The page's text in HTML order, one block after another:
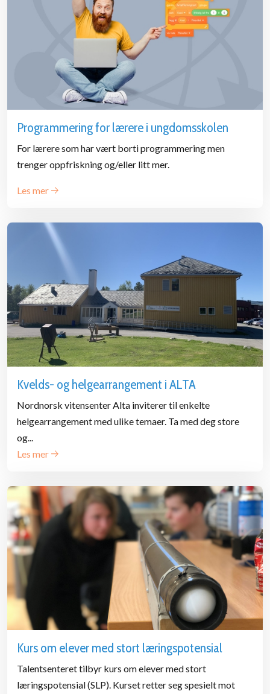
Programmering for lærere i ungdomsskolen
For lærere som har vært borti programmering men
trenger oppfriskning og/eller litt mer.
Les mer
Kvelds- og helgearrangement i ALTA
Nordnorsk vitensenter Alta inviterer til enkelte
helgearrangement med ulike temaer. Ta med deg store
og...
Les mer
Kurs om elever med stort læringspotensial
Talentsenteret tilbyr kurs om elever med stort
læringspotensial (SLP). Kurset retter seg spesielt mot